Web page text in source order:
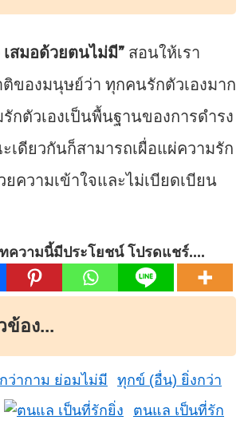
สมอด้วยตนไม่มี”สอนให้เรา
ของมนุษย์ว่า ทุกคนรักตัวเองมาก
กตัวเองเป็นพื้นฐานของการดำรง
ดียวกันก็สามารถเผื่อแผ่ความรัก
ความเข้าใจและไม่เบียดเบียน
ความนี้มีประโยชน์ โปรดแชร์....
ข้อง...
ทุกข์ (อื่น) ยิ่งกว่า
ตนแล เป็นที่รัก